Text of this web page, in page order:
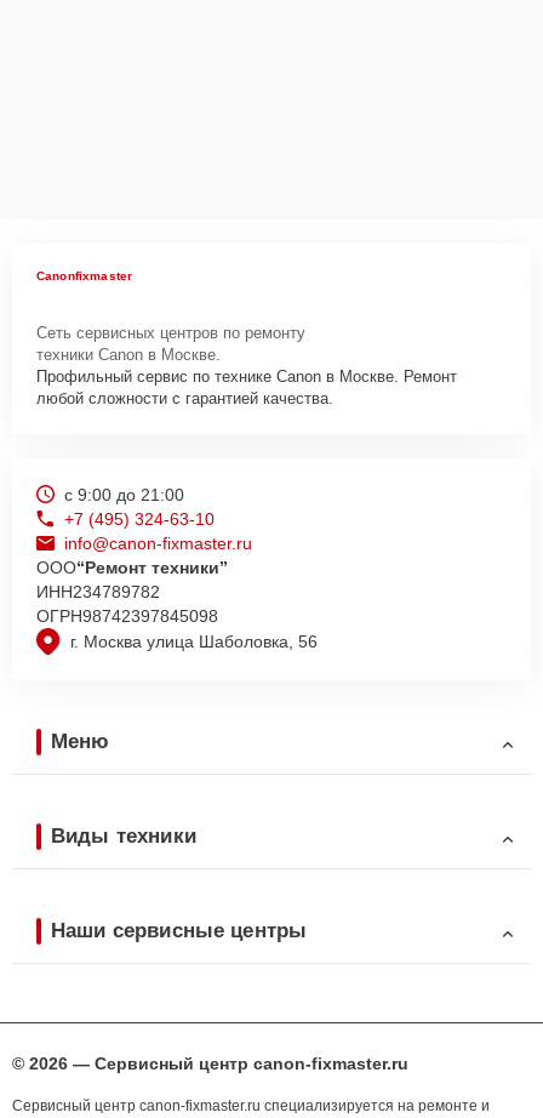
Canonfixmaster
Сеть сервисных центров по ремонту
техники Canon в Москве.
Профильный сервис по технике Canon в Москве. Ремонт
любой сложности с гарантией качества.
г. Москва улица Шаболовка, 56
с 9:00 до 21:00
+7 (495) 324-63-10
info@canon-fixmaster.ru
ООО“Ремонт техники”
ИНН234789782
ОГРН98742397845098
Меню
Виды техники
Наши сервисные центры
© 2026 — Сервисный центр canon-fixmaster.ru
Сервисный центр canon-fixmaster.ru специализируется на ремонте и